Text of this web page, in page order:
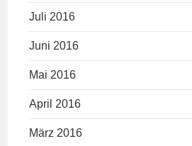
Juli 2016
Juni 2016
Mai 2016
April 2016
März 2016